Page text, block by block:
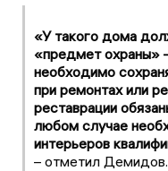
«У такого дома
«предмет охраны»
необходимо
при ремонтах или
реставрации
любом случае
интерьеров
– отметил Демидов.